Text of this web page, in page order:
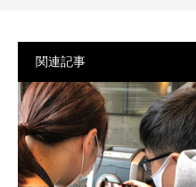
関連記事